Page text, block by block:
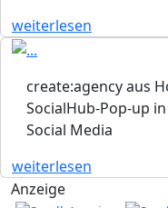
weiterlesen
create:agency aus
SocialHub-Pop-up
Social Media
weiterlesen
Anzeige